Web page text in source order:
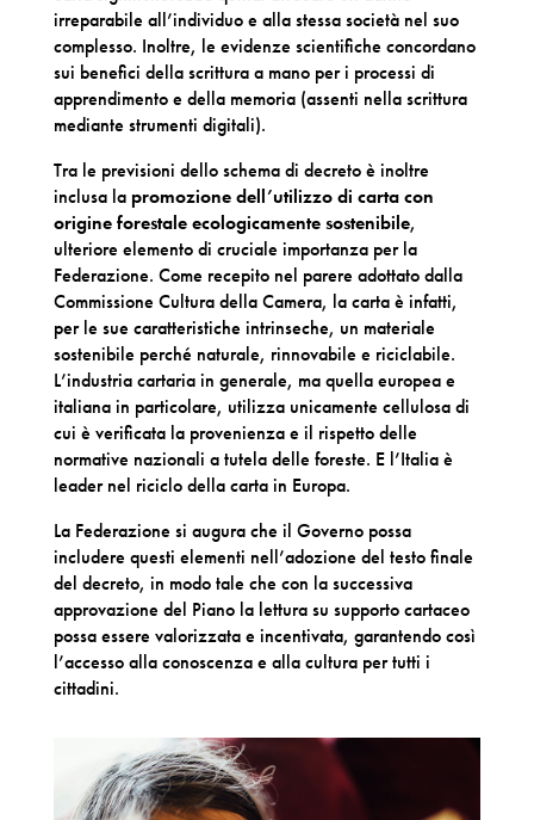
irreparabile all’individuo e alla stessa società nel suo
complesso. Inoltre, le evidenze scientifiche concordano
sui benefici della scrittura a mano per i processi di
apprendimento e della memoria (assenti nella scrittura
mediante strumenti digitali).
Tra le previsioni dello schema di decreto è inoltre
inclusa la promozione dell’utilizzo di carta con
origine forestale ecologicamente sostenibile,
ulteriore elemento di cruciale importanza per la
Federazione. Come recepito nel parere adottato dalla
Commissione Cultura della Camera, la carta è infatti,
per le sue caratteristiche intrinseche, un materiale
sostenibile perché naturale, rinnovabile e riciclabile.
L’industria cartaria in generale, ma quella europea e
italiana in particolare, utilizza unicamente cellulosa di
cui è verificata la provenienza e il rispetto delle
normative nazionali a tutela delle foreste. E l’Italia è
leader nel riciclo della carta in Europa.
La Federazione si augura che il Governo possa
includere questi elementi nell’adozione del testo finale
del decreto, in modo tale che con la successiva
approvazione del Piano la lettura su supporto cartaceo
possa essere valorizzata e incentivata, garantendo così
l’accesso alla conoscenza e alla cultura per tutti i
cittadini.